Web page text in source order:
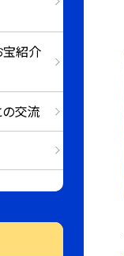
紹介
交流